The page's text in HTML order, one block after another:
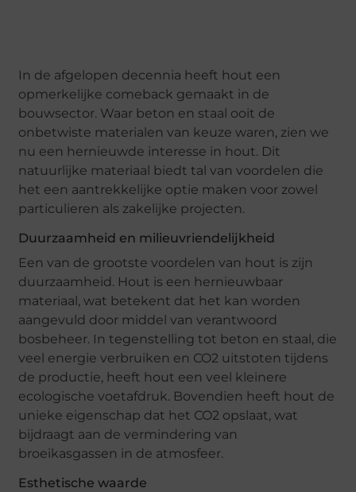
In de afgelopen decennia heeft hout een
opmerkelijke comeback gemaakt in de
bouwsector. Waar beton en staal ooit de
onbetwiste materialen van keuze waren, zien we
nu een hernieuwde interesse in hout. Dit
natuurlijke materiaal biedt tal van voordelen die
het een aantrekkelijke optie maken voor zowel
particulieren als zakelijke projecten.
Duurzaamheid en milieuvriendelijkheid
Een van de grootste voordelen van hout is zijn
duurzaamheid. Hout is een hernieuwbaar
materiaal, wat betekent dat het kan worden
aangevuld door middel van verantwoord
bosbeheer. In tegenstelling tot beton en staal, die
veel energie verbruiken en CO2 uitstoten tijdens
de productie, heeft hout een veel kleinere
ecologische voetafdruk. Bovendien heeft hout de
unieke eigenschap dat het CO2 opslaat, wat
bijdraagt aan de vermindering van
broeikasgassen in de atmosfeer.
Esthetische waarde